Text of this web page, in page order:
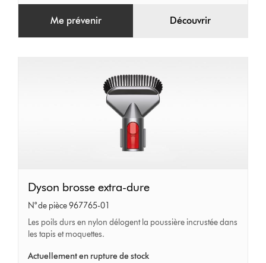
Me prévenir Découvrir
Dyson
brosse
extra-
dure
Dyson brosse extra-dure
N° de pièce 967765-01
Les poils durs en nylon délogent la poussière incrustée dans
les tapis et moquettes.
Actuellement en rupture de stock